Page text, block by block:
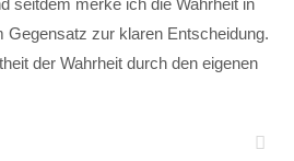
Gegensatz zur klaren Entscheidung.
der Wahrheit durch den eigenen